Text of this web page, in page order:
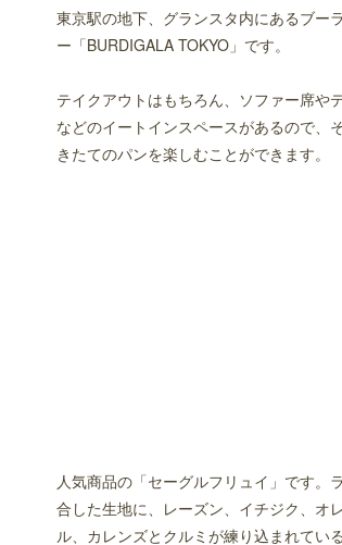
東京駅の地下、グランスタ内にあるブー
ー「BURDIGALA TOKYO」です。
テイクアウトはもちろん、ソファー席や
などのイートインスペースがあるので、
きたてのパンを楽しむことができます。
人気商品の「セーグルフリュイ」です。
合した生地に、レーズン、イチジク、オ
ル、カレンズとクルミが練り込まれてい